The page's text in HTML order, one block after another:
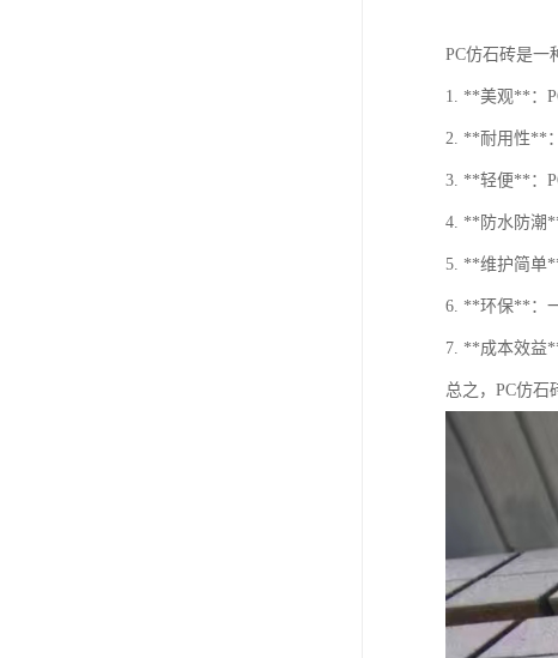
PC仿石砖是一
1. **美观**：
2. **耐用性**
3. **轻便**：
4. **防水防潮
5. **维护简单
6. **环保**：
7. **成本效益
总之，PC仿石